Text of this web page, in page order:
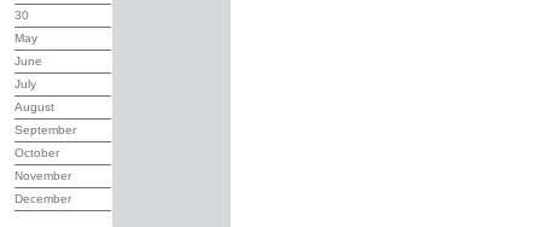
30
May
June
July
August
September
October
November
December